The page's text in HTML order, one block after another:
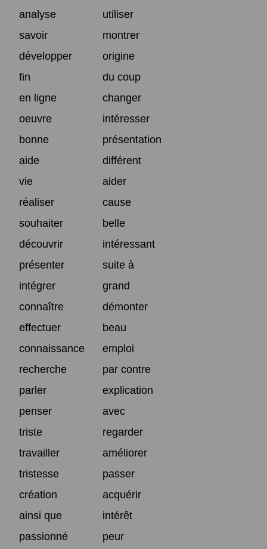
analyse
utiliser
savoir
montrer
développer
origine
fin
du coup
en ligne
changer
oeuvre
intéresser
bonne
présentation
aide
différent
vie
aider
réaliser
cause
souhaiter
belle
découvrir
intéressant
présenter
suite à
intégrer
grand
connaître
démonter
effectuer
beau
connaissance
emploi
recherche
par contre
parler
explication
penser
avec
triste
regarder
travailler
améliorer
tristesse
passer
création
acquérir
ainsi que
intérêt
passionné
peur